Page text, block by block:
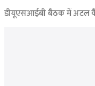
डीयूएसआईबी बैठक में अटल